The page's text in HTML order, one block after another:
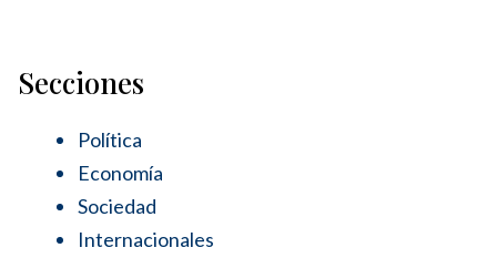
Secciones
Política
Economía
Sociedad
Internacionales